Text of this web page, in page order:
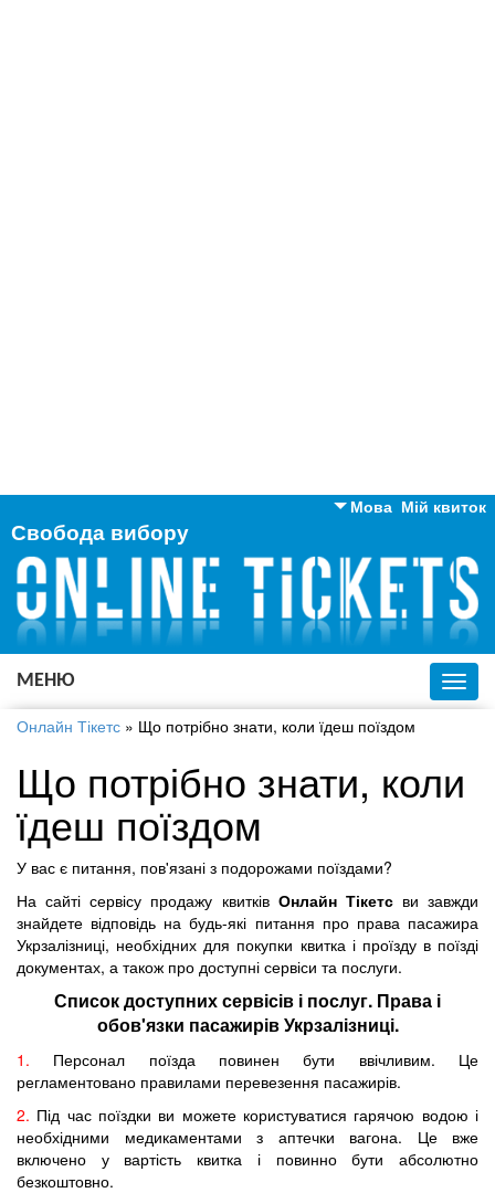
Мій квиток
Мова
Англійська
Російська
Українська
Свобода вибору
МЕНЮ
Онлайн Тікетс » Що потрібно знати, коли їдеш поїздом
Що потрібно знати, коли
їдеш поїздом
У вас є питання, пов'язані з подорожами поїздами?
На сайті сервісу продажу квитків Онлайн Тікетсви завжди
знайдете відповідь на будь-які питання про права пасажира
Укрзалізниці, необхідних для покупки квитка і проїзду в поїзді
документах, а також про доступні сервіси та послуги.
Список доступних сервісів і послуг. Права і
обов'язки пасажирів Укрзалізниці.
1. Персонал поїзда повинен бути ввічливим. Це
регламентовано правилами перевезення пасажирів.
2. Під час поїздки ви можете користуватися гарячою водою і
необхідними медикаментами з аптечки вагона. Це вже
включено у вартість квитка і повинно бути абсолютно
безкоштовно.